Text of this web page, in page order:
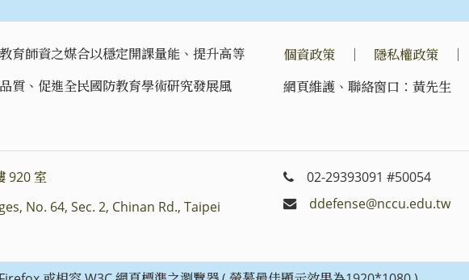
育師資之媒合以穩定開課量能、提升高等
質、促進全民國防教育學術研究發展風
個資政策｜ 隱私權政策｜
網頁維護、聯絡窗口：黃先生
920 室
No. 64, Sec. 2, Chinan Rd., Taipei
02-29393091 #50054
ddefense@nccu.edu.tw